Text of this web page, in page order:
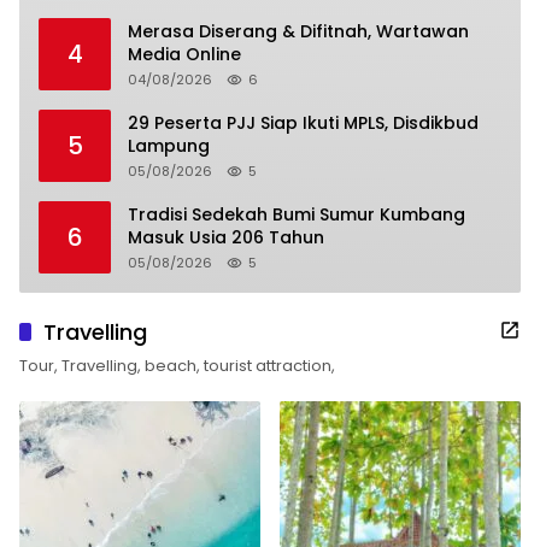
4
Merasa Diserang & Difitnah, Wartawan
Media Online
04/08/2026 6
5
29 Peserta PJJ Siap Ikuti MPLS, Disdikbud
Lampung
05/08/2026 5
6
Tradisi Sedekah Bumi Sumur Kumbang
Masuk Usia 206 Tahun
05/08/2026 5
Travelling
Tour, Travelling, beach, tourist attraction,